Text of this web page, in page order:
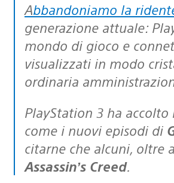
Abbandoniamo la
generazione attuale:
mondo di gioco e
visualizzati in modo
ordinaria
PlayStation 3 ha accolto innumerevoli capitoli di serie dal successo mondiale,
come i nuovi episodi di
citarne che alcuni, oltre
Assassin’s Creed.